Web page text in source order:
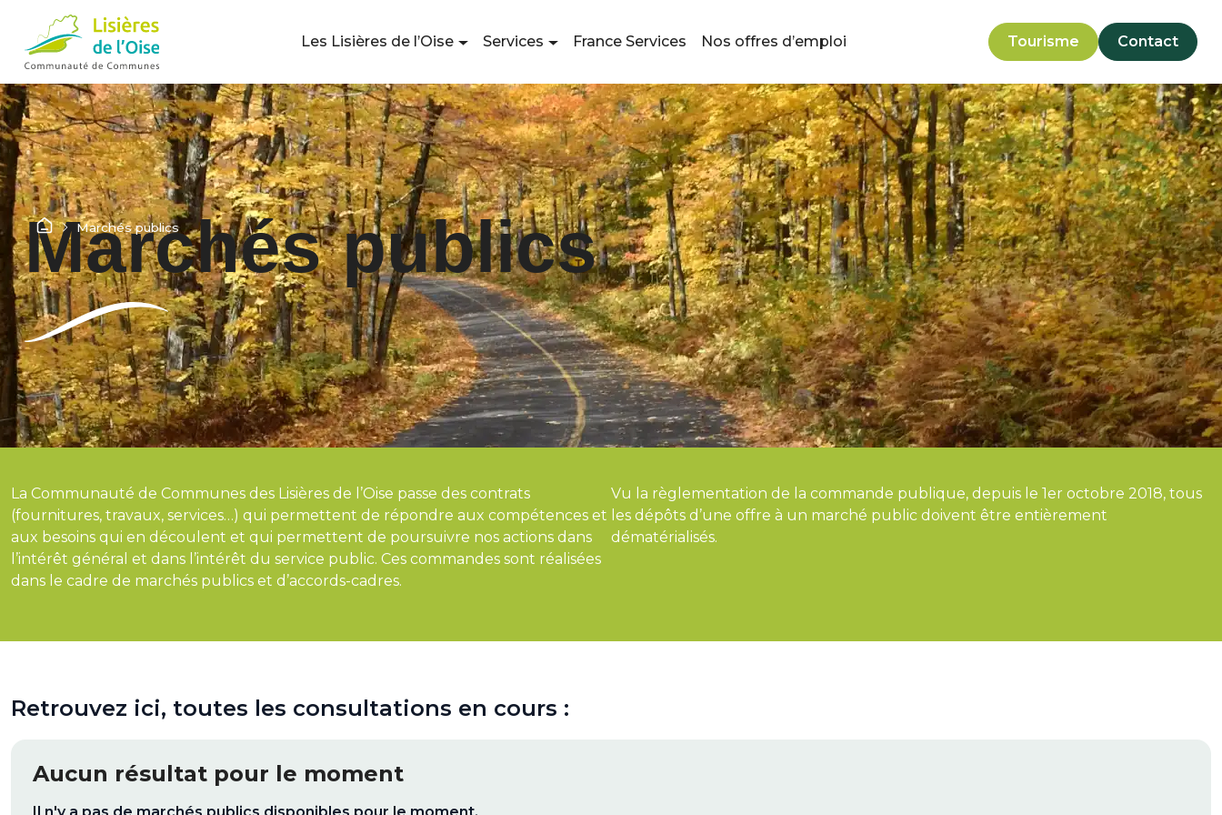
Les Lisières de l’Oise Services France Services Nos offres d’emploi Tourisme Contact
Marchés publics
Marchés publics
La Communauté de Communes des Lisières de l’Oise passe des contrats
(fournitures, travaux, services…) qui permettent de répondre aux compétences et
aux besoins qui en découlent et qui permettent de poursuivre nos actions dans
l’intérêt général et dans l’intérêt du service public. Ces commandes sont réalisées
dans le cadre de marchés publics et d’accords-cadres.
Vu la règlementation de la commande publique, depuis le 1er octobre 2018, tous
les dépôts d’une offre à un marché public doivent être entièrement
dématérialisés.
Retrouvez ici, toutes les consultations en cours :
Aucun résultat pour le moment